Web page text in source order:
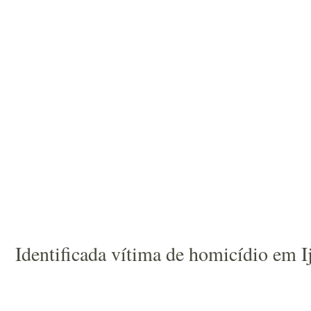
Identificada vítima de homicídio em